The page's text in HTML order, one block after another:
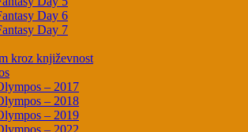
Day 6
Day 7
kroz književnost
– 2017
– 2018
– 2019